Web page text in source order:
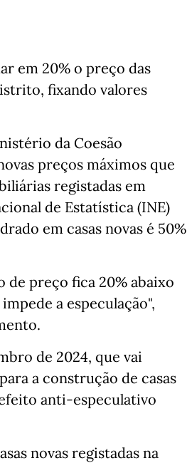
em 20% o preço das
fixando valores
da Coesão
preços máximos que
registadas em
de Estatística (INE)
em casas novas é 50%
de preço fica 20% abaixo
a especulação",
de 2024, que vai
a construção de casas
anti-especulativo
novas registadas na